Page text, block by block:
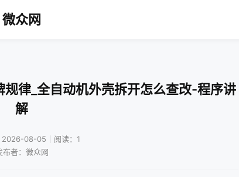
微众网
律_全自动机外壳拆开怎么查改-程序讲
解
2026-08-05｜阅读：1
布者：微众网